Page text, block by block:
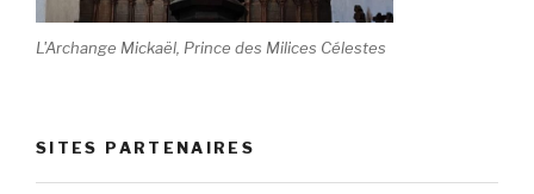
L'Archange Mickaël, Prince des Milices Célestes
SITES PARTENAIRES